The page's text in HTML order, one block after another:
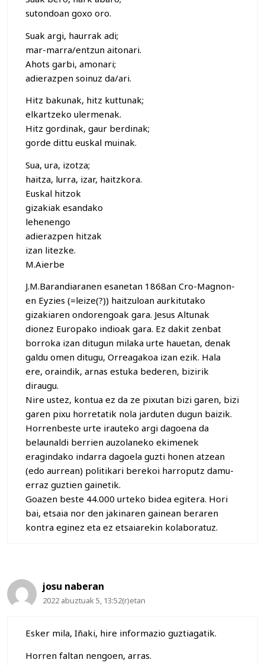
sutondoan goxo oro.
Suak argi, haurrak adi;
mar-marra/entzun aitonari.
Ahots garbi, amonari;
adierazpen soinuz da/ari.
Hitz bakunak, hitz kuttunak;
elkartzeko ulermenak.
Hitz gordinak, gaur berdinak;
gorde dittu euskal muinak.
Sua, ura, izotza;
haitza, lurra, izar, haitzkora.
Euskal hitzok
gizakiak esandako
lehenengo
adierazpen hitzak
izan litezke.
M.Aierbe
J.M.Barandiaranen esanetan 1868an Cro-Magnon-
en Eyzies (=leize(?)) haitzuloan aurkitutako
gizakiaren ondorengoak gara. Jesus Altunak
dionez Europako indioak gara. Ez dakit zenbat
borroka izan ditugun milaka urte hauetan, denak
galdu omen ditugu, Orreagakoa izan ezik. Hala
ere, oraindik, arnas estuka bederen, bizirik
diraugu.
Nire ustez, kontua ez da ze pixutan bizi garen, bizi
garen pixu horretatik nola jarduten dugun baizik.
Horrenbeste urte irauteko argi dagoena da
belaunaldi berrien auzolaneko ekimenek
eragindako indarra dagoela guzti honen atzean
(edo aurrean) politikari berekoi harroputz damu-
erraz guztien gainetik.
Goazen beste 44.000 urteko bidea egitera. Hori
bai, etsaia nor den jakinaren gainean beraren
kontra eginez eta ez etsaiarekin kolaboratuz.
josu naberan
2022 abuztuak 5, 13:52(r)etan
Esker mila, Iñaki, hire informazio guztiagatik.
Horren faltan nengoen, arras.